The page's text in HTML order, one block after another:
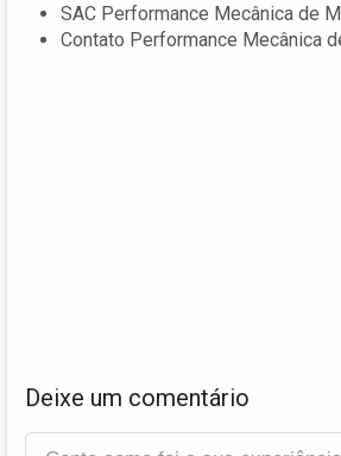
SAC Performance Mecânica de
Contato Performance Mecânica
Deixe um comentário